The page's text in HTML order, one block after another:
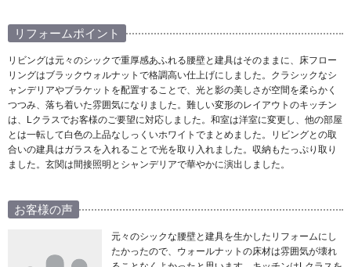
リフォームポイント
リビングは元々のシックで重厚感あふれる腰壁と建具はそのままに、床フロー
リングはブラックウォルナットで格調高い仕上げにしました。クラシックなシ
ャンデリアやブラケットを配置することで、光と影の美しさが空間を柔らかく
つつみ、落ち着いた雰囲気になりました。難しい変形のレイアウトのキッチン
は、Lクラスでお客様のご要望に対応しました。和室は洋室に変更し、他の部屋
とは一転して白色の上品なしっくいホワイトでまとめました。リビングとの取
合いの建具はガラスを入れることで光を取り入れました。収納もたっぷり取り
ました。玄関は間接照明とシャンデリアで華やかに演出しました。
お客様の声
元々のシックな腰壁と建具を生かしたリフォームにし
たかったので、ウォールナットの床材は雰囲気が壊れ